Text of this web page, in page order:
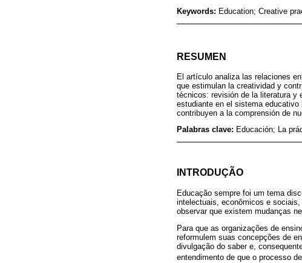
Keywords: Education; Creative
RESUMEN
El artículo analiza las relaciones
que estimulan la creatividad y
técnicos: revisión de la literatura y
estudiante en el sistema
contribuyen a la comprensión de
Palabras clave: Educación; La
INTRODUÇÃO
Educação sempre foi um tema
intelectuais, econômicos e
observar que existem mudanças
Para que as organizações de
reformulem suas concepções de
divulgação do saber e,
entendimento de que o processo